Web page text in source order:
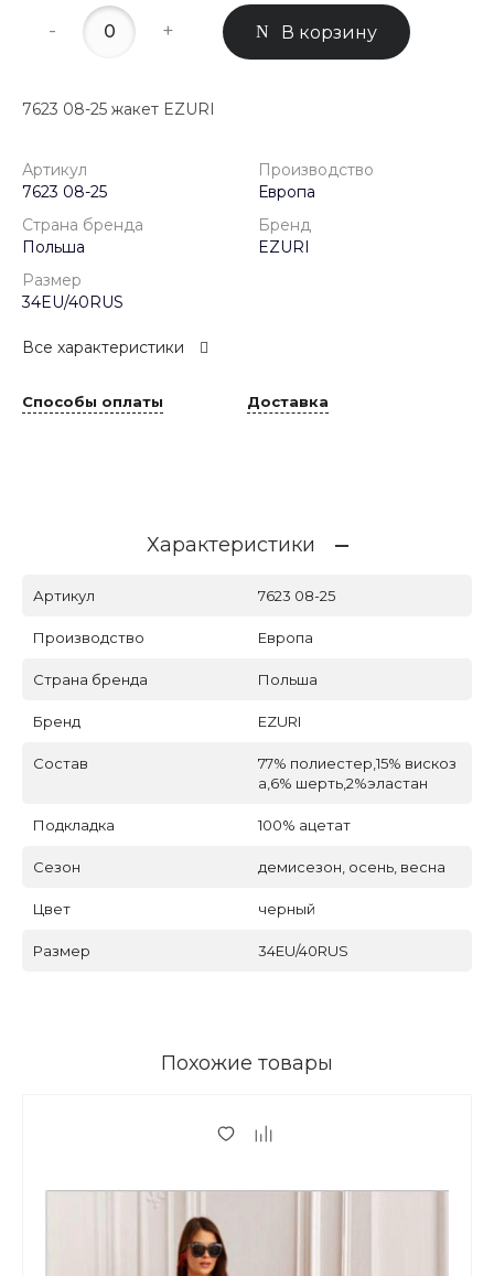
- + В корзину
7623 08-25 жакет EZURI
Артикул
7623 08-25
Производство
Европа
Страна бренда
Польша
Бренд
EZURI
Размер
34EU/40RUS
Все характеристики
Способы оплаты Доставка
Характеристики
Артикул 7623 08-25
Производство Европа
Страна бренда Польша
Бренд EZURI
Состав
77% полиестер,15% вискоз
а,6% шерть,2%эластан
Подкладка 100% ацетат
Сезон демисезон, осень, весна
Цвет черный
Размер 34EU/40RUS
Похожие товары